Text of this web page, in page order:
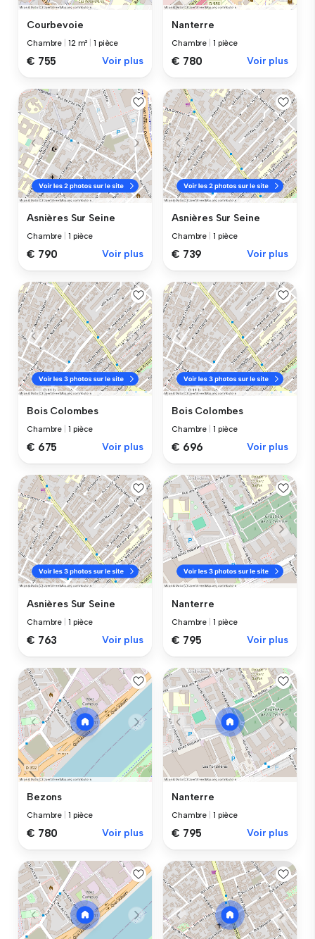
Courbevoie
Chambre 12 m² |1 pièce
€ 755 Voir plus
Nanterre
Chambre 1 pièce
€ 780 Voir plus
Asnières Sur Seine
Chambre 1 pièce
€ 790 Voir plus
Asnières Sur Seine
Chambre 1 pièce
€ 739 Voir plus
Bois Colombes
Chambre 1 pièce
€ 675 Voir plus
Bois Colombes
Chambre 1 pièce
€ 696 Voir plus
Asnières Sur Seine
Chambre 1 pièce
€ 763 Voir plus
Nanterre
Chambre 1 pièce
€ 795 Voir plus
Bezons
Chambre 1 pièce
€ 780 Voir plus
Nanterre
Chambre 1 pièce
€ 795 Voir plus